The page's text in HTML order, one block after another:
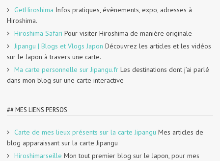
GetHiroshima Infos pratiques, évènements, expo, adresses à
Hiroshima.
Hiroshima Safari Pour visiter Hiroshima de manière originale
Jipangu | Blogs et Vlogs Japon Découvrez les articles et les vidéos
sur le Japon à travers une carte.
Ma carte personnelle sur Jipangu.fr Les destinations dont j’ai parlé
dans mon blog sur une carte interactive
## MES LIENS PERSOS
Carte de mes lieux présents sur la carte Jipangu Mes articles de
blog apparaissant sur la carte Jipangu
Hiroshimarseille Mon tout premier blog sur le Japon, pour mes